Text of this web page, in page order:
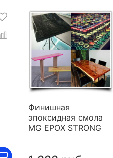
Финишная
эпоксидная смола
MG EPOX STRONG